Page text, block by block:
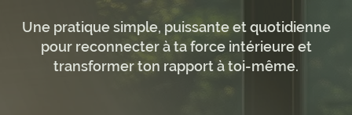
Une pratique simple, puissante et quotidienne
pour reconnecter à ta force intérieure et
transformer ton rapport à toi-même.